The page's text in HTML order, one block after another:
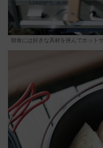
朝食には好きな具材を挟んでホット